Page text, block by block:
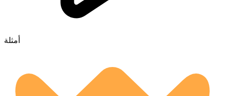
أمثلة